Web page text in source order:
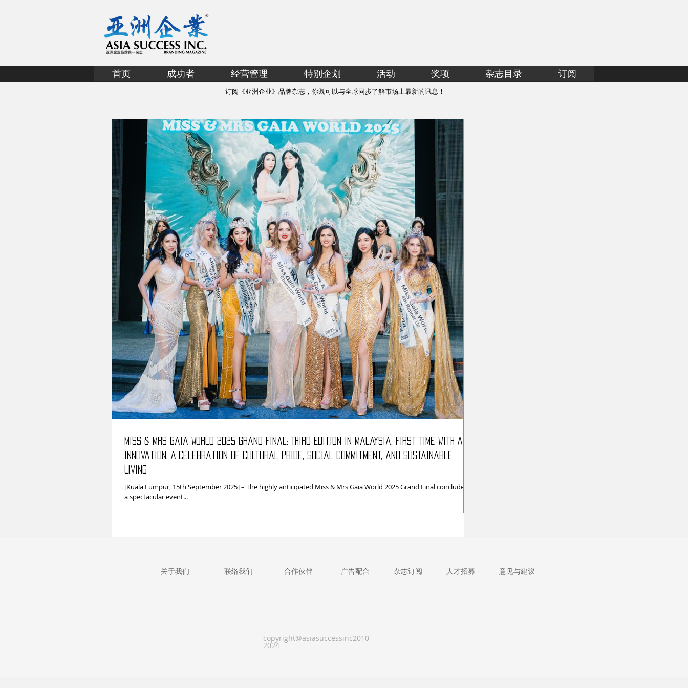
首页 成功者 经营管理 特别企划 活动 奖项 杂志目录 订阅
订阅《亚洲企业》品牌杂志，你既可以与全球同步了解市场上最新的讯息！
Miss & Mrs Gaia World 2025 Grand Final: Third Edition in Malaysia, First Time with AI
Innovation. A Celebration of Cultural Pride, Social Commitment, and Sustainable
Living
[Kuala Lumpur, 15th September 2025] – The highly anticipated Miss & Mrs Gaia World 2025 Grand Final concluded in
a spectacular event...
关于我们 联络我们 合作伙伴 广告配合 杂志订阅 人才招募 意见与建议
copyright@asiasuccessinc2010-
2024